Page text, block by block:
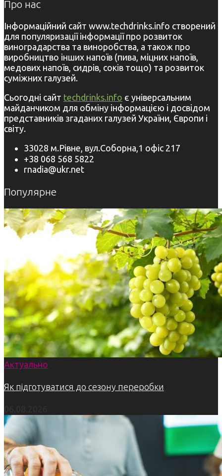
Про нас
Інформаційний сайт www.techdrinks.info створений
для популяризації інформації про розвиток
виноградарства та виноробства, а також про
виробництво інших напоїв (пива, міцних напоїв,
медових напоїв, сидрів, соків тощо) та розвиток
суміжних галузей.
Сьогодні сайт techdrinks.info є універсальним
майданчиком для обміну інформацією і досвідом
представників згаданих галузей України, Європи і
світу.
33028 м.Рівне, вул.Соборна,1 офіс 217
+38 068 568 5822
rnadia@ukr.net
Популярне
Актуально
Як підготуватися до сезону переробки